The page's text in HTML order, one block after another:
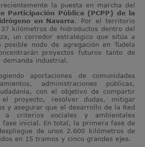
la puesta en marcha del
Participación Pública (PCPP) de la
en Navarra. Por el territorio
kilómetros de hidroductos dentro del
un corredor estratégico que sitúa a
posible nodo de agregación en Tudela
proyectos futuros tanto de
demanda industrial.
aportaciones de comunidades
administraciones públicas,
con el objetivo de compartir
el proyecto, resolver dudas, mitigar
y asegurar que el desarrollo de la Red
a criterios sociales y ambientales
fase inicial. En total, la primera fase de
de unos 2.600 kilómetros de
en 15 tramos y cinco grandes ejes.